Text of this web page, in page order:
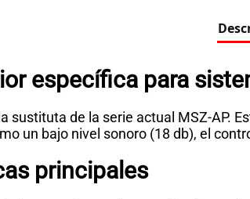
específica para
sustituta de la serie actual MSZ-AP.
un bajo nivel sonoro (18 db), el
principales